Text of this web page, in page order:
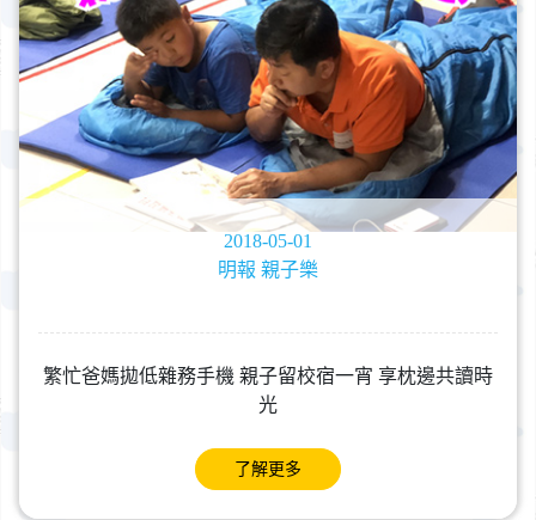
2018-05-01
明報 親子樂
繁忙爸媽拋低雜務手機 親子留校宿一宵 享枕邊共讀時
光
了解更多